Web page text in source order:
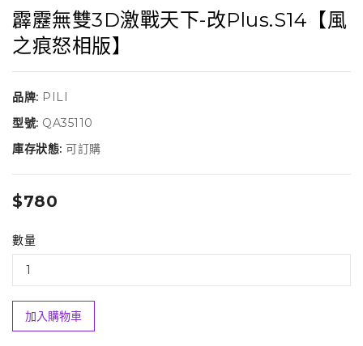
霹靂無雙3D激戰天下-改Plus.S14【風
之痕怒相版】
品牌: PILI
型號: QA35110
庫存狀態: 可訂購
$780
數量
加入購物車